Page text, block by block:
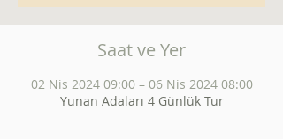
Saat ve Yer
02 Nis 2024 09:00 – 06 Nis 2024 08:00
Yunan Adaları 4 Günlük Tur